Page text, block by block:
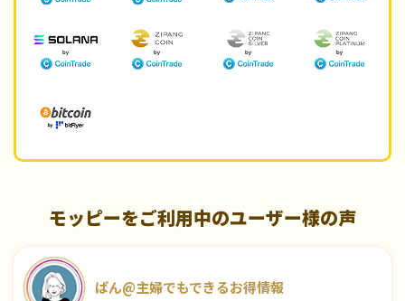
モッピーをご利用中のユーザー様の声
ぱん@主婦でもできるお得情報